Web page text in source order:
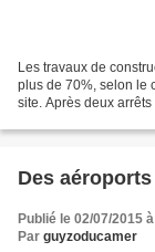
Les travaux de
plus de 70%, selon le
site. Après deux
Des
Publié le 02/07/2015
Par guyzoducamer